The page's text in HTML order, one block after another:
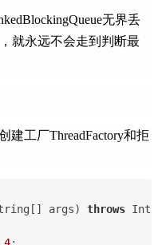
无界丢
就永远不会走到判断最
建工厂ThreadFactory和拒
args) throws